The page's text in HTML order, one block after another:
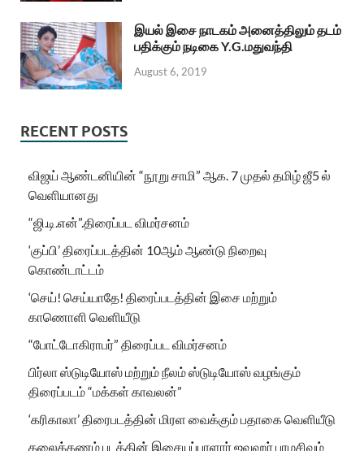
இயல் இசை நாடகம் அனைத்திலும் தடம்
பதிக்கும் நடிகை Y.G.மதுவந்தி
August 6, 2019
RECENT POSTS
விஜய் ஆண்டனியின் “நூறு சாமி” ஆக. 7 முதல் தமிழ் ஜீ5 ல்
வெளியானது
“ஜி.டி.என்”.திரைப்பட விமர்சனம்
‘குப்பி’ திரைப்படத்தின் 10ஆம் ஆண்டு நிறைவு
கொண்டாட்டம்
‘செய்! செய்யாதே! திரைப்படத்தின் இசை மற்றும்
காணொளி வெளியீடு
“போட்டோகிராபர்” திரைப்பட விமர்சனம்
பிர்லா ஸ்டுடியோஸ் மற்றும் நீலம் ஸ்டுடியோஸ் வழங்கும்
திரைப்படம் “மக்கள் காவலன்”
‘கரிகாலா’ திரைபடத்தின் மிரள வைக்கும் பதாகை வெளியீடு
தலைக்கணம் படத்தின் இசையப்பாளார் ஜவஹர் பரமசிவம்